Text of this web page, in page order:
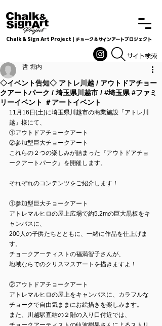
Chalk & Sign Art Project | チョーク＆サインアートプロジェクト
​​​サイト検索
◇イベント告知◇ アトレ川越 / アウトドアチョー
クアートパーク / 埼玉県川越市 / #埼玉県 #ファミ
リーイベント ＃アートイベント
哲 堀内
11月16日(土)に埼玉県川越市の商業施設「アトレ川
越」様にて、
①アウトドアチョークアート
②参加型巨大チョークアート
これらの２つの楽しみが詰まった『アウトドアチョ
ークアートパーク』を開催します。
それぞれのコンテンツをご紹介します！
①参加型巨大チョークアート
アトレマルヒロの屋上広場で約5.2mの巨大黒板をキ
ャンバスに、
200人の子供たちとともに、一緒に作品を仕上げま
す。
チョークアーティストの福満智子さんが、
地域ならでのクリスマスアートを描きますよ！
②アウトドアチョークアート
アトレマルヒロの屋上をキャンバスに、カラフルな
チョークで自由気ままにお絵描きを楽しみます。
また、川越駅直結の２階の入り口付近では、